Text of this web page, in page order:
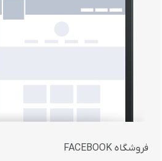
فروشگاه FACEBOOK